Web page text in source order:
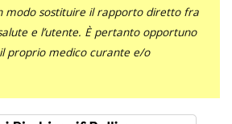
modo sostituire il rapporto diretto fra
e l’utente. È pertanto opportuno
proprio medico curante e/o